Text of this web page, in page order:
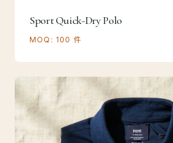
Sport Quick-Dry Polo
MOQ: 100 件